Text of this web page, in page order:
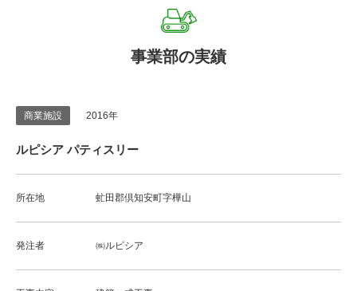
事業部の実績
商業施設 2016年
ルピシア パティスリー
所在地 虻田郡倶知安町字樺山
発注者 ㈱ルピシア